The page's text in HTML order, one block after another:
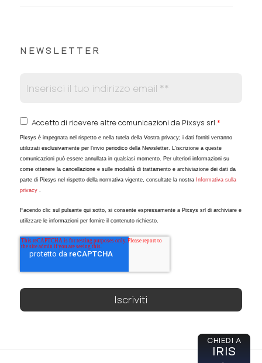
NEWSLETTER
Accetto di ricevere altre comunicazioni da Pixsys srl. *
Pixsys è impegnata nel rispetto e nella tutela della Vostra privacy; i dati forniti verranno
utilizzati esclusivamente per l'invio periodico della Newsletter. L'iscrizione a queste
comunicazioni può essere annullata in qualsiasi momento. Per ulteriori informazioni su
come ottenere la cancellazione e sulle modalità di trattamento e archiviazione dei dati da
parte di Pixsys nel rispetto della normativa vigente, consultate la nostra Informativa sulla
privacy.
Facendo clic sul pulsante qui sotto, si consente espressamente a Pixsys srl di archiviare e
utilizzare le informazioni per fornire il contenuto richiesto.
CHIEDI A
IRIS